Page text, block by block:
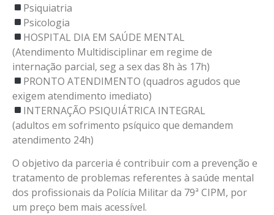
Psiquiatria
Psicologia
HOSPITAL DIA EM SAÚDE MENTAL
(Atendimento Multidisciplinar em regime de
internação parcial, seg a sex das 8h às 17h)
PRONTO ATENDIMENTO (quadros agudos que
exigem atendimento imediato)
INTERNAÇÃO PSIQUIÁTRICA INTEGRAL
(adultos em sofrimento psíquico que demandem
atendimento 24h)
O objetivo da parceria é contribuir com a prevenção e
tratamento de problemas referentes à saúde mental
dos profissionais da Polícia Militar da 79ª CIPM, por
um preço bem mais acessível.